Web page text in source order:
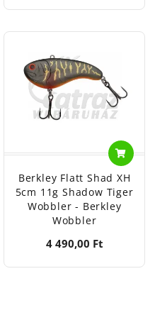
Berkley Flatt Shad XH
5cm 11g Shadow Tiger
Wobbler - Berkley
Wobbler
4 490,00 Ft